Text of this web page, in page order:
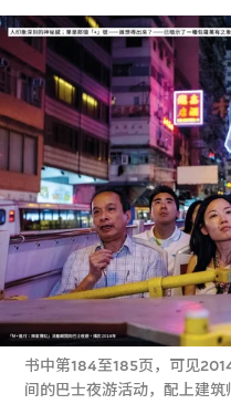
书中第184至185页，可见
间的巴士夜游活动，配上建